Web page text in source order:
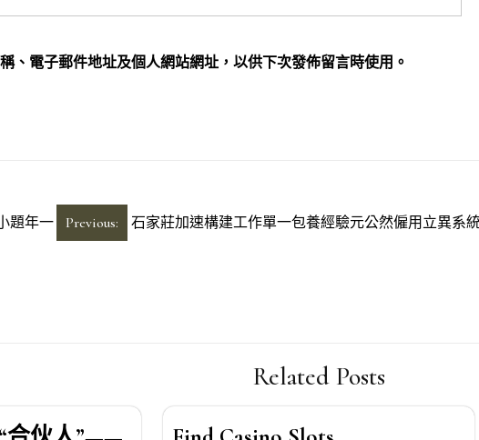
、電子郵件地址及個人網站網址，以供下次發佈留言時使用。
Previous: 石家莊加速構建工作單一包養經驗元公然僱用立異系
題年一
Related Posts